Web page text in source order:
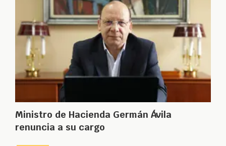
Ministro de Hacienda Germán Ávila
renuncia a su cargo